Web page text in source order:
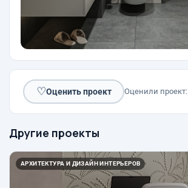
♡Оценить проект Оценили проект:
Другие проекты
АРХИТЕКТУРА И ДИЗАЙН ИНТЕРЬЕРОВ